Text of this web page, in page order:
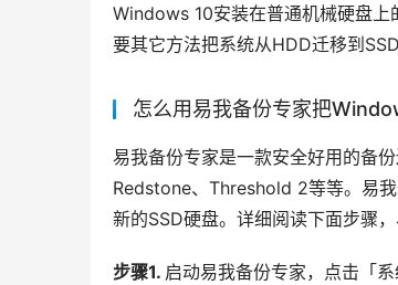
Windows 10安装在普通机械硬盘上
要其它方法把系统从HDD迁移到
怎么用易我备份专家把
易我备份专家是一款安全好用的备
Redstone、Threshold 2等等。易
新的SSD硬盘。详细阅读下面步骤
步骤1. 启动易我备份专家，点击「